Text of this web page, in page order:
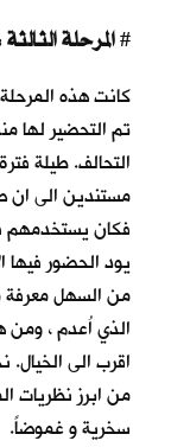
#
كانت هذه
تم التحضير لها
التحالف. طيلة
مستندين الى
فكان يستخدمهم
يود الحضور فيها
من السهل
الذي اُعدم ، ومن
اقرب الى
من ابرز نظريات
سخرية و غموضاً.